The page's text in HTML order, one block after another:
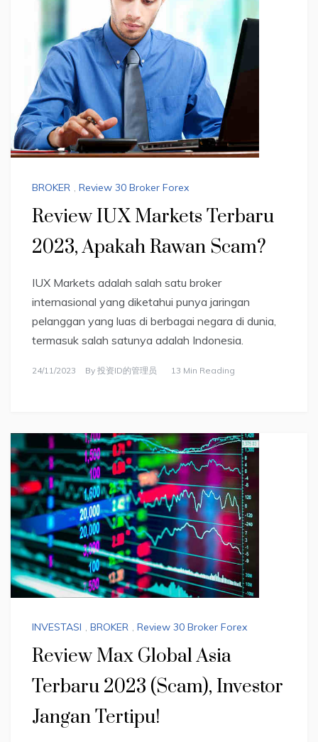
BROKER Review 30 Broker Forex
Review IUX Markets Terbaru
2023, Apakah Rawan Scam?
IUX Markets adalah salah satu broker
internasional yang diketahui punya jaringan
pelanggan yang luas di berbagai negara di dunia,
termasuk salah satunya adalah Indonesia.
24/11/2023 By 投资ID的管理员 13 Min Reading
INVESTASI , BROKER , Review 30 Broker Forex
Review Max Global Asia
Terbaru 2023 (Scam), Investor
Jangan Tertipu!